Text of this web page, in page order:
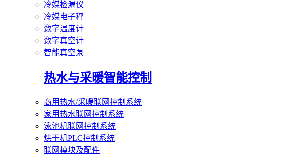
冷媒检漏仪
冷媒电子秤
数字温度计
数字真空计
智能真空泵
热水与采暖智能控制
商用热水/采暖联网控制系统
家用热水联网控制系统
泳池机联网控制系统
烘干机PLC控制系统
联网模块及配件